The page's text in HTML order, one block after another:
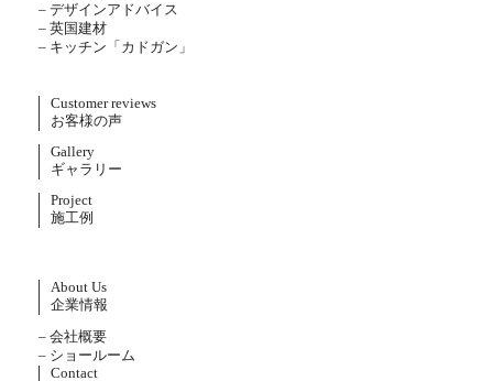
– デザインアドバイス
– 英国建材
– キッチン「カドガン」
Customer reviews
お客様の声
Gallery
ギャラリー
Project
施工例
About Us
企業情報
– 会社概要
– ショールーム
Contact